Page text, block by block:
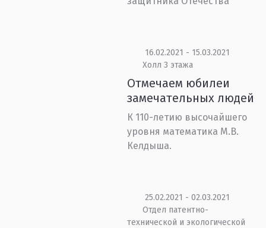
16.02.2021 - 15.03.2021
Холл 3 этажа
Отмечаем юбилеи
замечательных людей
К 110-летию высочайшего
уровня математика М.В.
Келдыша.
25.02.2021 - 02.03.2021
Отдел патентно-
технической и экологической